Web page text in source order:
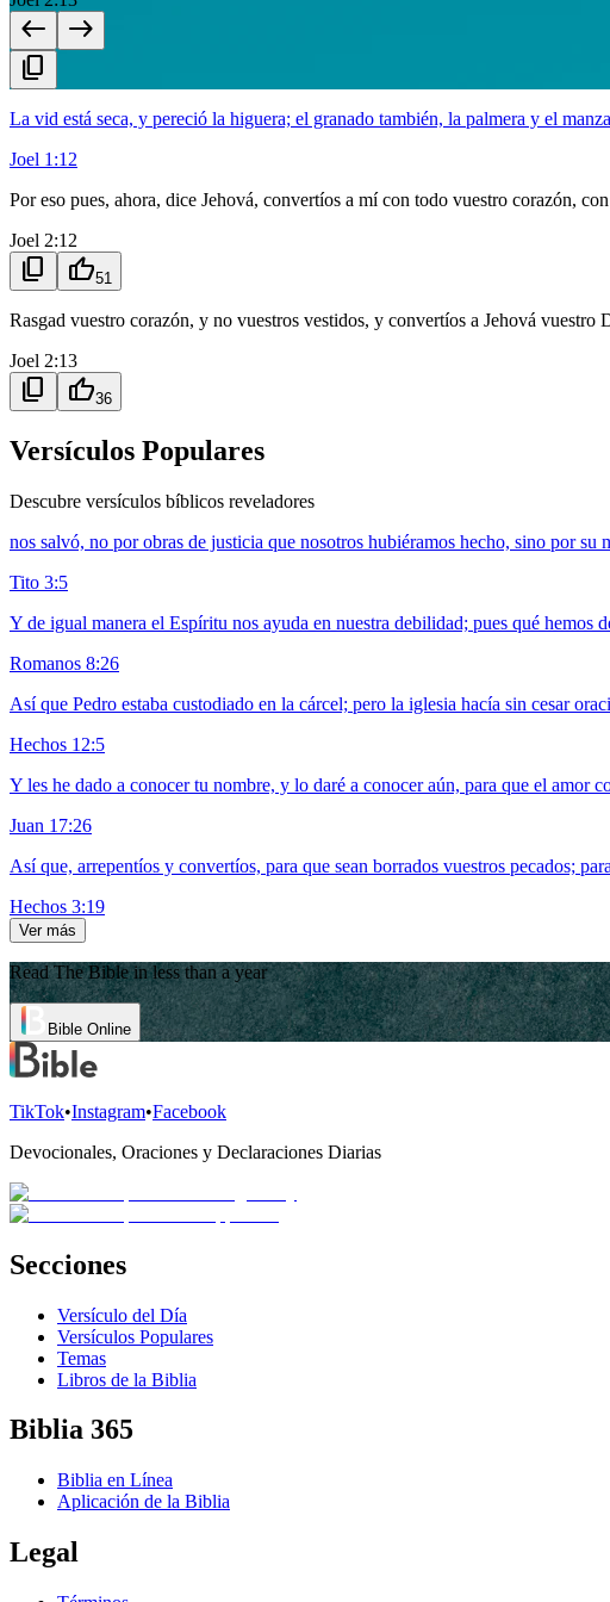
west
east
content_copy
La vid está seca, y pereció la higuera; el granado también, la palmera y el
Joel 1:12
Por eso pues, ahora, dice Jehová, convertíos a mí con todo vuestro corazón,
Joel 2:12
content_copy thumb_up51
Rasgad vuestro corazón, y no vuestros vestidos, y convertíos a Jehová
Joel 2:13
content_copy thumb_up36
Versículos Populares
Descubre versículos bíblicos reveladores
nos salvó, no por obras de justicia que nosotros hubiéramos hecho, sino por
Tito 3:5
Y de igual manera el Espíritu nos ayuda en nuestra debilidad; pues qué
Romanos 8:26
Así que Pedro estaba custodiado en la cárcel; pero la iglesia hacía sin cesar
Hechos 12:5
Y les he dado a conocer tu nombre, y lo daré a conocer aún, para que el amor
Juan 17:26
Así que, arrepentíos y convertíos, para que sean borrados vuestros pecados;
Hechos 3:19
Ver más
Read The Bible in less than a year
Bible Online
TikTok•Instagram•Facebook
Devocionales, Oraciones y Declaraciones Diarias
Secciones
Versículo del Día
Versículos Populares
Temas
Libros de la Biblia
Biblia 365
Biblia en Línea
Aplicación de la Biblia
Legal